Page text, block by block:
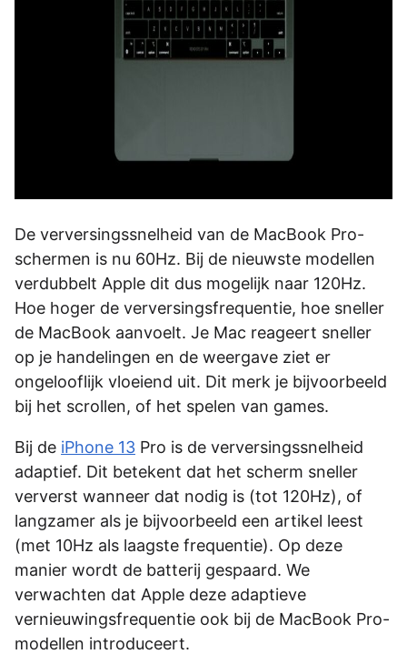
De verversingssnelheid van de MacBook Pro-
schermen is nu 60Hz. Bij de nieuwste modellen
verdubbelt Apple dit dus mogelijk naar 120Hz.
Hoe hoger de verversingsfrequentie, hoe sneller
de MacBook aanvoelt. Je Mac reageert sneller
op je handelingen en de weergave ziet er
ongelooflijk vloeiend uit. Dit merk je bijvoorbeeld
bij het scrollen, of het spelen van games.
Bij de iPhone 13 Pro is de verversingssnelheid
adaptief. Dit betekent dat het scherm sneller
ververst wanneer dat nodig is (tot 120Hz), of
langzamer als je bijvoorbeeld een artikel leest
(met 10Hz als laagste frequentie). Op deze
manier wordt de batterij gespaard. We
verwachten dat Apple deze adaptieve
vernieuwingsfrequentie ook bij de MacBook Pro-
modellen introduceert.